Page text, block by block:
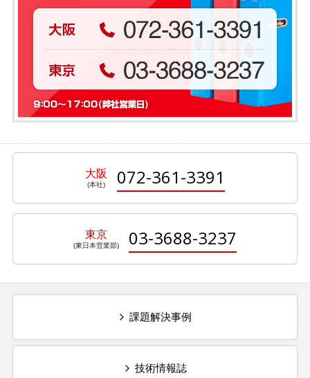
大阪 072-361-3391
東京 03-3688-3237
課題解決事例
技術情報誌